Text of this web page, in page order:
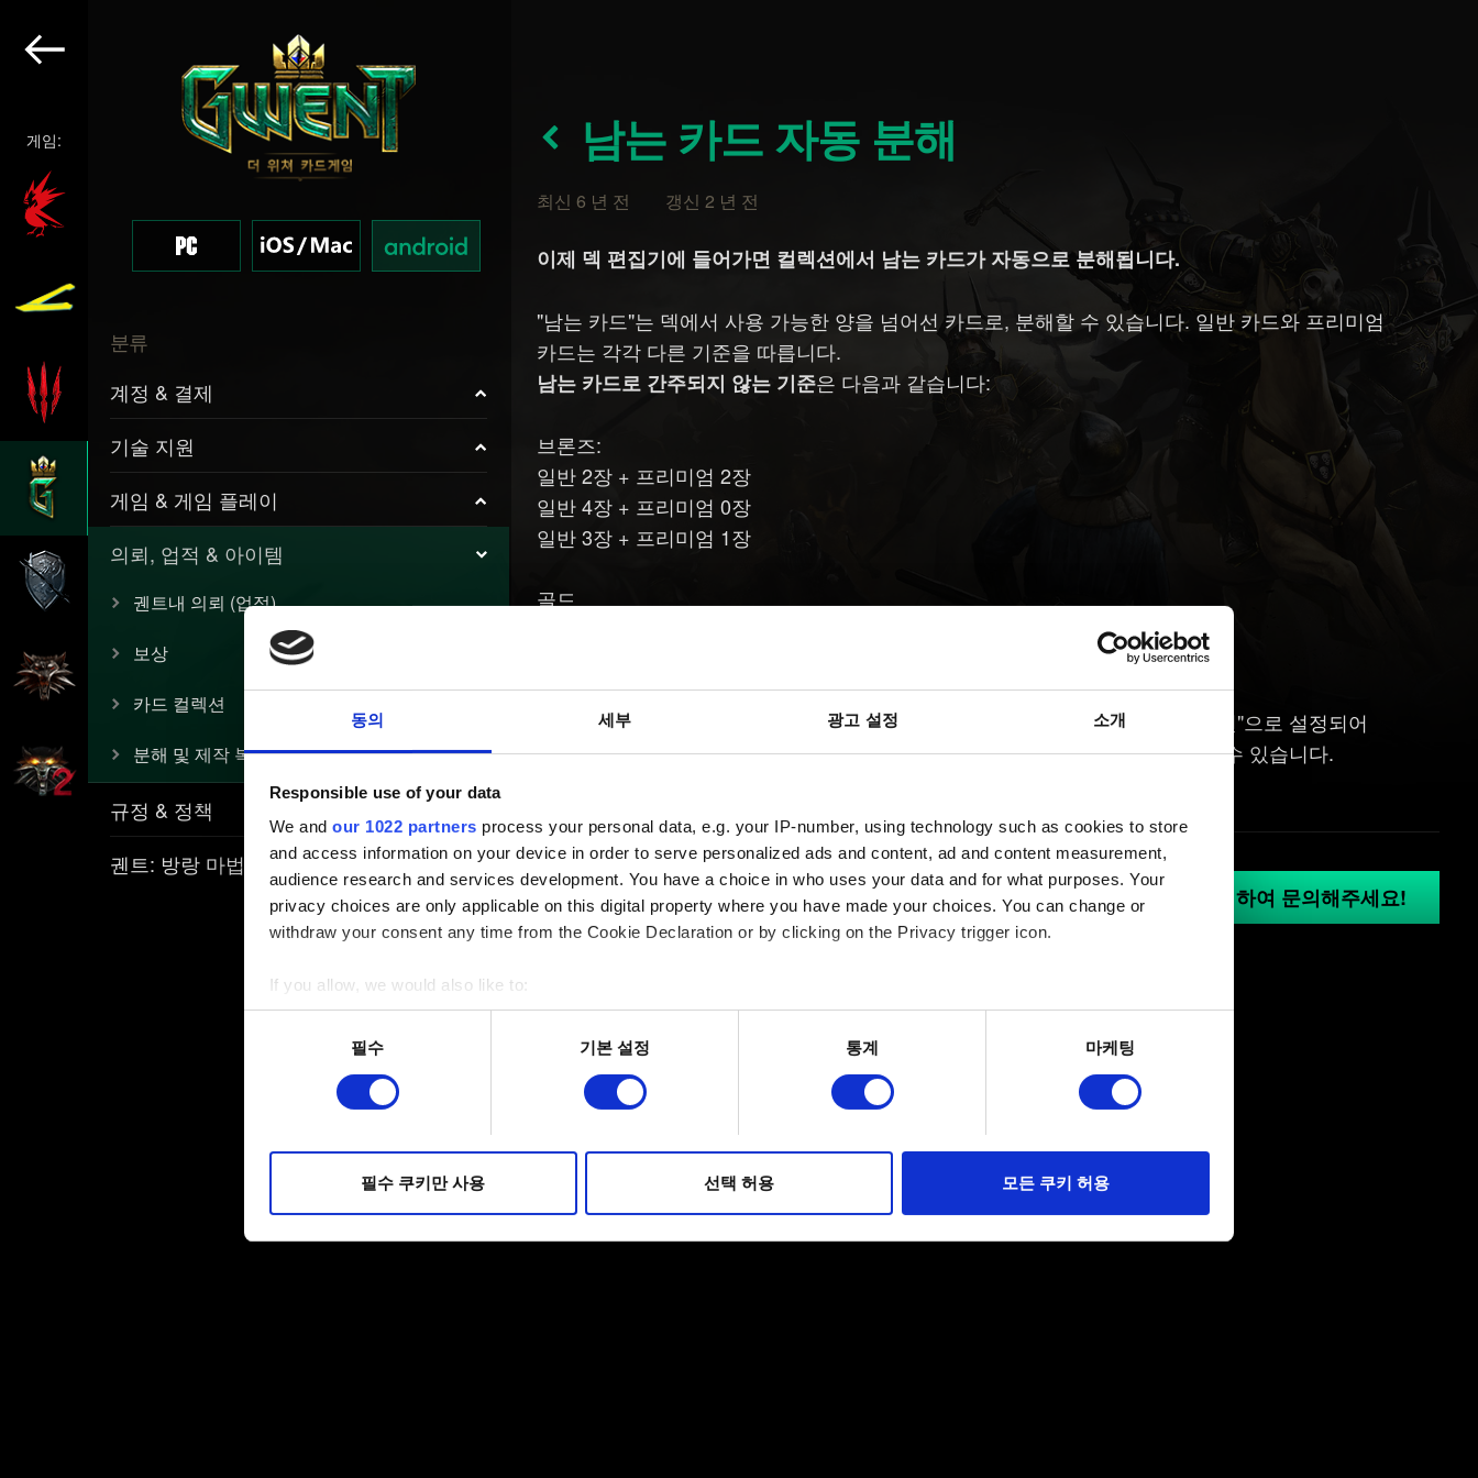
동의 세부 광고 설정 소개
Responsible use of your data
We and our 1022 partners process your personal data, e.g. your IP-number, using technology such as cookies to store
and access information on your device in order to serve personalized ads and content, ad and content measurement,
audience research and services development. You have a choice in who uses your data and for what purposes. Your
privacy choices are only applicable on this digital property where you have made your choices. You can change or
withdraw your consent any time from the Cookie Declaration or by clicking on the Privacy trigger icon.
If you allow, we would also like to:
Collect information about your geographical location which can be accurate to within several meters
Identify your device by actively scanning it for specific characteristics (fingerprinting)
Find out more about how your personal data is processed and set your preferences in the
피드백을 제공하여 사용자의 웹사이트 이용 환경을 개선하기 위해 사용됩니다. 예를 들어, 소셜 미디어를 통해 사용자와
소통할 경우, 사용자의 선호도를 파악하기 위해 쿠키의 일부를 저희 파트너와 공유할 수도 있습니다. 물론, 이처럼
필수 기본 설정 통계 마케팅
필수 쿠키만 사용 선택 허용 모든 쿠키 허용
게임:
분류
계정 & 결제
기술 지원
게임 & 게임 플레이
의뢰, 업적 & 아이템
궨트내 의뢰 (업적)
보상
카드 컬렉션
분해 및 제작 복구
규정 & 정책
궨트: 방랑 마법사
남는 카드 자동 분해
최신 6 년 전 갱신 2 년 전
이제 덱 편집기에 들어가면 컬렉션에서 남는 카드가 자동으로 분해됩니다.
"남는 카드"는 덱에서 사용 가능한 양을 넘어선 카드로, 분해할 수 있습니다. 일반 카드와 프리미엄
카드는 각각 다른 기준을 따릅니다.
남는 카드로 간주되지 않는 기준은 다음과 같습니다:
브론즈:
일반 2장 + 프리미엄 2장
일반 4장 + 프리미엄 0장
일반 3장 + 프리미엄 1장
골드
가지고 있는 카드를 확인할 때, 프리미엄 카드 필터는 기본적으로 "프리미엄 우선"으로 설정되어
있습니다. 프리미엄 카드 필터를 "전체"로 설정해야 보유한 일반 카드를 확인할 수 있습니다.
도움이
필요하신가요?
GOG.COM에 로그인 하여 문의해주세요!